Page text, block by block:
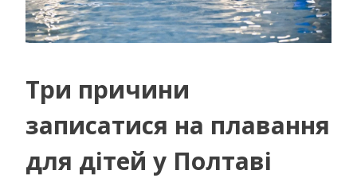
Три причини
записатися на плавання
для дітей у Полтаві